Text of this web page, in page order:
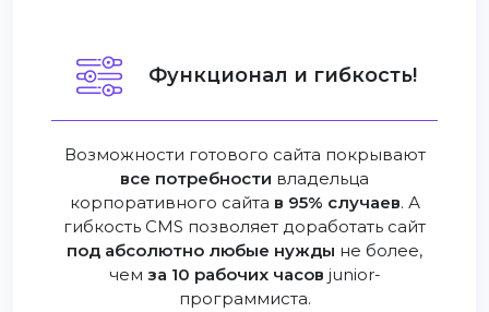
Функционал и гибкость!
Возможности готового сайта покрывают
все потребности владельца
корпоративного сайта в 95% случаев. А
гибкость CMS позволяет доработать сайт
под абсолютно любые нужды не более,
чем за 10 рабочих часов junior-
программиста.